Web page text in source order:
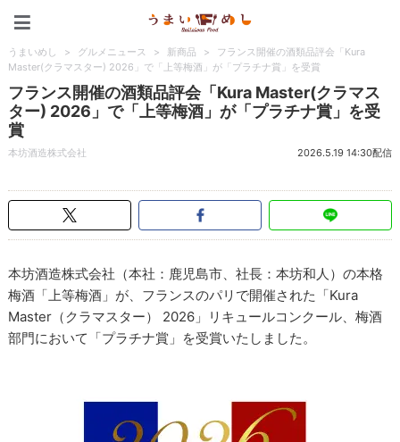
うまいめし > グルメニュース > 新商品 >
フランス開催の酒類品評会「Kura
Master(クラマスター) 2026」で「上等梅酒」が「プラチナ賞」を受賞
フランス開催の酒類品評会「Kura Master(クラマス
ター) 2026」で「上等梅酒」が「プラチナ賞」を受
賞
本坊酒造株式会社 2026.5.19 14:30配信
本坊酒造株式会社（本社：鹿児島市、社長：本坊和人）の本格
梅酒「上等梅酒」が、フランスのパリで開催された「Kura
Master（クラマスター） 2026」リキュールコンクール、梅酒
部門において「プラチナ賞」を受賞いたしました。